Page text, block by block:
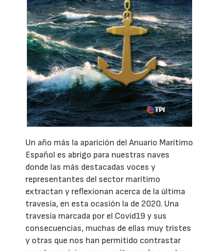
Un año más la aparición del Anuario Marítimo
Español es abrigo para nuestras naves
donde las más destacadas voces y
representantes del sector marítimo
extractan y reflexionan acerca de la última
travesía, en esta ocasión la de 2020. Una
travesía marcada por el Covid19 y sus
consecuencias, muchas de ellas muy tristes
y otras que nos han permitido contrastar